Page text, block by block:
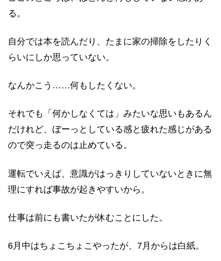
る。
自分では本を読んだり、たまに家の掃除をしたりく
らいにしか思っていない。
なんかこう……何もしたくない。
それでも「何かしなくては」みたいな思いもあるん
だけれど、ぼーっとしている感と疲れた感じがある
ので突っ走るのは止めている。
運転でいえば、意識がはっきりしていないときに無
理にすれば事故が起きやすいから。
仕事は前にも書いたが休むことにした。
6月中はちょこちょこやったが、7月からは白紙。